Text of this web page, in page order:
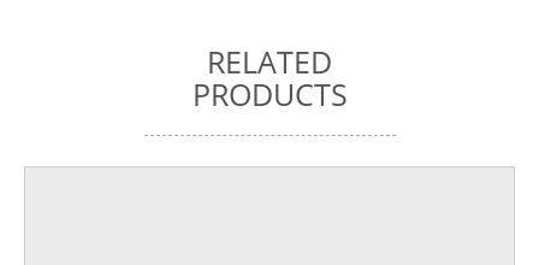
RELATED
PRODUCTS